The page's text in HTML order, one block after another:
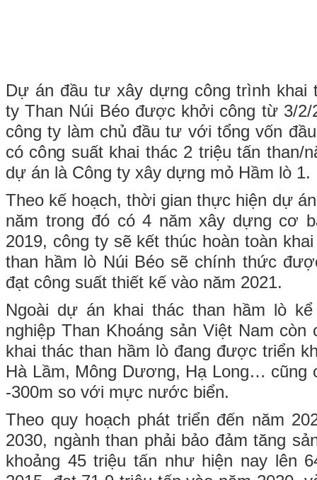
Dự án đầu tư xây dựng công trình khai
ty Than Núi Béo được khởi công từ 3/
công ty làm chủ đầu tư với tổng vốn
có công suất khai thác 2 triệu tấn than/
dự án là Công ty xây dựng mỏ Hầm lò 1.
Theo kế hoạch, thời gian thực hiện dự
năm trong đó có 4 năm xây dựng cơ
2019, công ty sẽ kết thúc hoàn toàn
than hầm lò Núi Béo sẽ chính thức
đạt công suất thiết kế vào năm 2021.
Ngoài dự án khai thác than hầm lò
nghiệp Than Khoáng sản Việt Nam
khai thác than hầm lò đang được triển
Hà Lầm, Mông Dương, Hạ Long… cũng
-300m so với mực nước biển.
Theo quy hoạch phát triển đến năm
2030, ngành than phải bảo đảm tăng
khoảng 45 triệu tấn như hiện nay lên